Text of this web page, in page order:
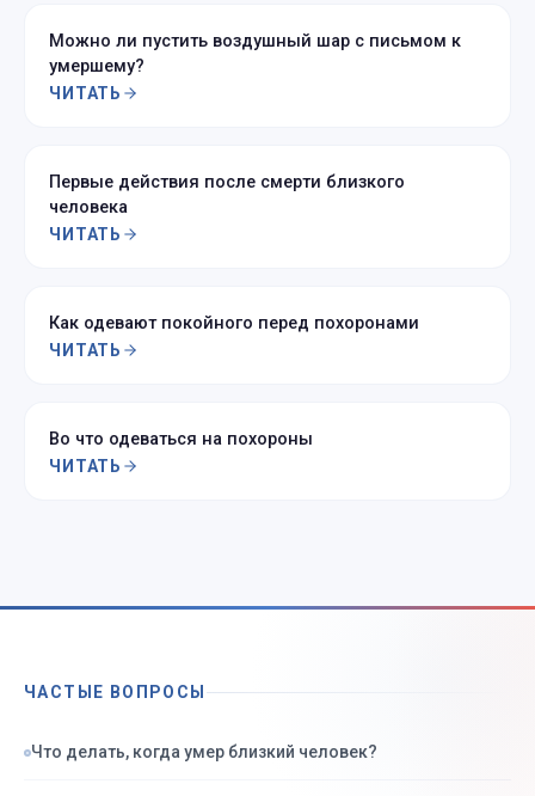
Можно ли пустить воздушный шар с письмом к
умершему?
ЧИТАТЬ
Первые действия после смерти близкого
человека
ЧИТАТЬ
Как одевают покойного перед похоронами
ЧИТАТЬ
Во что одеваться на похороны
ЧИТАТЬ
ЧАСТЫЕ ВОПРОСЫ
Что делать, когда умер близкий человек?